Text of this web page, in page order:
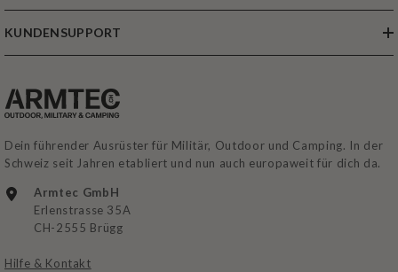
KUNDENSUPPORT
Dein führender Ausrüster für Militär, Outdoor und Camping. In der
Schweiz seit Jahren etabliert und nun auch europaweit für dich da.
Armtec GmbH
Erlenstrasse 35A
CH-2555 Brügg
Hilfe & Kontakt